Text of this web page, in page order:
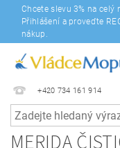
Chcete slevu 3% na celý
Přihlášení a proveďte
nákup.
+420 734 161 914